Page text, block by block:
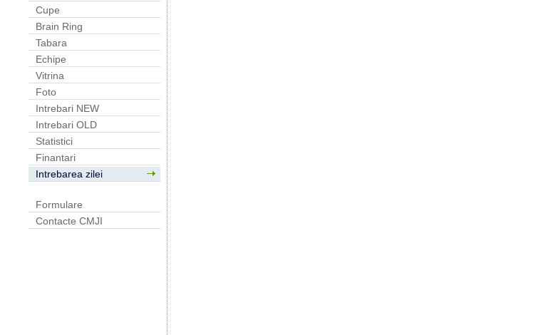
Cupe
Brain Ring
Tabara
Echipe
Vitrina
Foto
Intrebari NEW
Intrebari OLD
Statistici
Finantari
Intrebarea zilei
Formulare
Contacte CMJI